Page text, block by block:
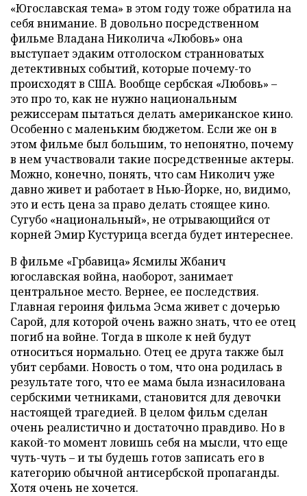
«Югославская тема» в этом году тоже обратила на
себя внимание. В довольно посредственном
фильме Владана Николича «Любовь» она
выступает эдаким отголоском странноватых
детективных событий, которые почему-то
происходят в США. Вообще сербская «Любовь» –
это про то, как не нужно национальным
режиссерам пытаться делать американское кино.
Особенно с маленьким бюджетом. Если же он в
этом фильме был большим, то непонятно, почему
в нем участвовали такие посредственные актеры.
Можно, конечно, понять, что сам Николич уже
давно живет и работает в Нью-Йорке, но, видимо,
это и есть цена за право делать стоящее кино.
Сугубо «национальный», не отрывающийся от
корней Эмир Кустурица всегда будет интереснее.
В фильме «Грбавица» Ясмилы Жбанич
югославская война, наоборот, занимает
центральное место. Вернее, ее последствия.
Главная героиня фильма Эсма живет с дочерью
Сарой, для которой очень важно знать, что ее отец
погиб на войне. Тогда в школе к ней будут
относиться нормально. Отец ее друга также был
убит сербами. Новость о том, что она родилась в
результате того, что ее мама была изнасилована
сербскими четниками, становится для девочки
настоящей трагедией. В целом фильм сделан
очень реалистично и достаточно правдиво. Но в
какой-то момент ловишь себя на мысли, что еще
чуть-чуть – и ты будешь готов записать его в
категорию обычной антисербской пропаганды.
Хотя очень не хочется.